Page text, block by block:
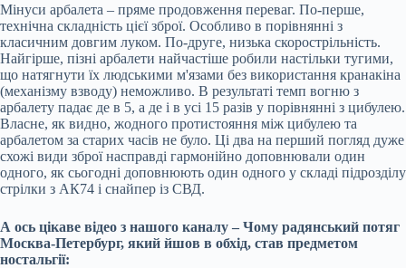
Мінуси арбалета – пряме продовження переваг. По-перше,
технічна складність цієї зброї. Особливо в порівнянні з
класичним довгим луком. По-друге, низька скорострільність.
Найгірше, пізні арбалети найчастіше робили настільки тугими,
що натягнути їх людськими м'язами без використання кранакіна
(механізму взводу) неможливо. В результаті темп вогню з
арбалету падає де в 5, а де і в усі 15 разів у порівнянні з цибулею.
Власне, як видно, жодного протистояння між цибулею та
арбалетом за старих часів не було. Ці два на перший погляд дуже
схожі види зброї насправді гармонійно доповнювали один
одного, як сьогодні доповнюють один одного у складі підрозділу
стрілки з АК74 і снайпер із СВД.
А ось цікаве відео з нашого каналу – Чому радянський потяг
Москва-Петербург, який йшов в обхід, став предметом
ностальгії: